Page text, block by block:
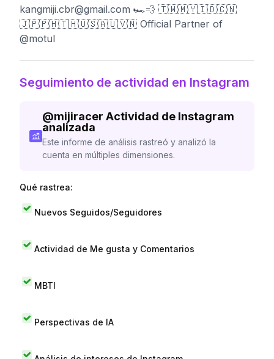
kangmiji.cbr@gmail.com 🏎💨 🇹🇼🇲🇾🇮🇩🇨🇳
🇯🇵🇵🇭🇹🇭🇺🇸🇦🇺🇻🇳 Official Partner of
@motul
Seguimiento de actividad en Instagram
@mijiracer Actividad de Instagram
analizada
Este informe de análisis rastreó y analizó la
cuenta en múltiples dimensiones.
Qué rastrea:
Nuevos Seguidos/Seguidores
Actividad de Me gusta y Comentarios
MBTI
Perspectivas de IA